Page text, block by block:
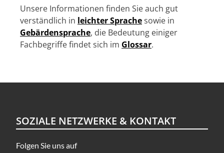
n
Unsere Informationen finden Sie auch gut
verständlich in leichter Sprachesowie in
Gebärdensprache, die Bedeutung einiger
Fachbegriffe findet sich im Glossar.
SOZIALE NETZWERKE & KONTAKT
Folgen Sie uns auf